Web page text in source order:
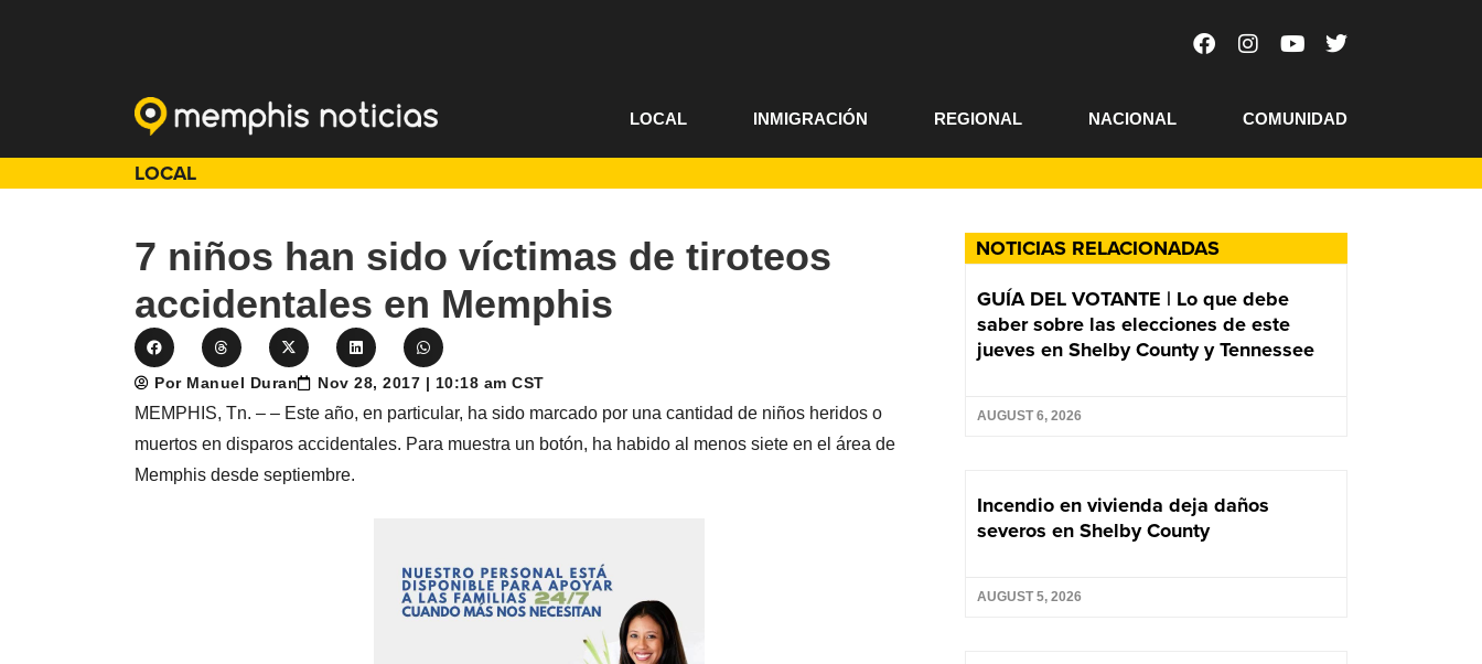
LOCAL INMIGRACIÓN REGIONAL NACIONAL COMUNIDAD
LOCAL
NOTICIAS RELACIONADAS
GUÍA DEL VOTANTE | Lo que debe
saber sobre las elecciones de este
jueves en Shelby County y Tennessee
AUGUST 6, 2026
Incendio en vivienda deja daños
severos en Shelby County
AUGUST 5, 2026
7 niños han sido víctimas de tiroteos
accidentales en Memphis
Por Manuel Duran Nov 28, 2017 | 10:18 am CST
MEMPHIS, Tn. – – Este año, en particular, ha sido marcado por una cantidad de niños heridos o
muertos en disparos accidentales. Para muestra un botón, ha habido al menos siete en el área de
Memphis desde septiembre.